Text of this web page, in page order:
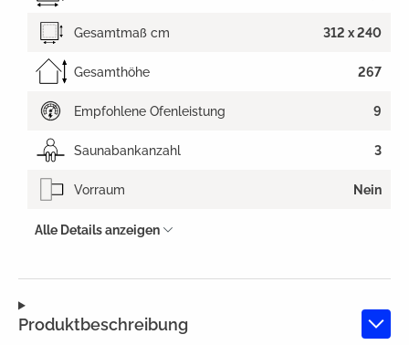
Produktbeschreibung
Gesamtmaß cm 312 x 240
Gesamthöhe 267
Empfohlene Ofenleistung 9
Saunabankanzahl 3
Vorraum Nein
Alle Details anzeigen